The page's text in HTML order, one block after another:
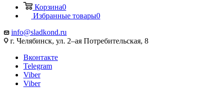
Корзина0
Избранные товары0
info@sladkond.ru
г. Челябинск, ул. 2–ая Потребительская, 8
Вконтакте
Telegram
Viber
Viber